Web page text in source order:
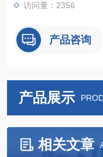
访问量：2356
产品咨询
产品展示
相关文章